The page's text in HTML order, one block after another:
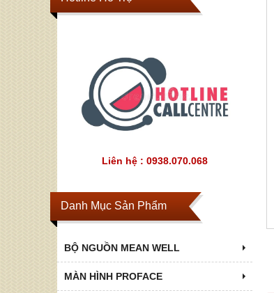
Liên hệ : 0938.070.068
Danh Mục Sản Phẩm
BỘ NGUỒN MEAN WELL
MÀN HÌNH PROFACE